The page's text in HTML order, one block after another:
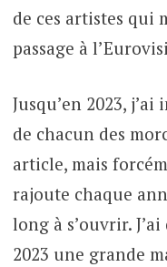
de ces artistes qui
passage à
Jusqu’en 2023,
de chacun des
article, mais
rajoute chaque
long à s’ouvrir.
2023 une grande